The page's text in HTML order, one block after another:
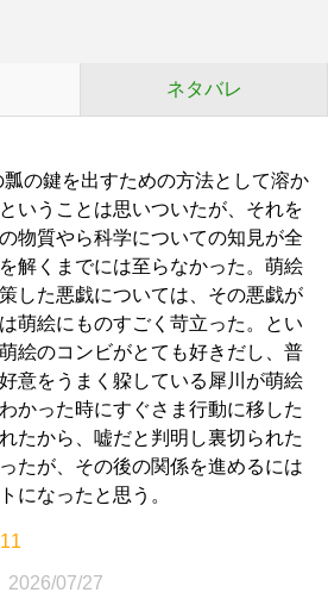
ネタバレ
瓢の鍵を出すための方法として溶か
いうことは思いついたが、それを
物質やら科学についての知見が全
解くまでには至らなかった。萌絵
した悪戯については、その悪戯が
萌絵にものすごく苛立った。とい
絵のコンビがとても好きだし、普
意をうまく躱している犀川が萌絵
かった時にすぐさま行動に移した
たから、嘘だと判明し裏切られた
たが、その後の関係を進めるには
になったと思う。
2026/07/27